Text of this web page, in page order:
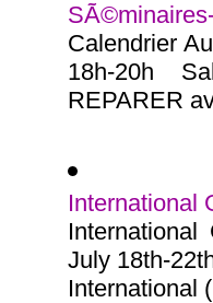
Calendrier
18h-20h
REPARER
International
July 18th-
International